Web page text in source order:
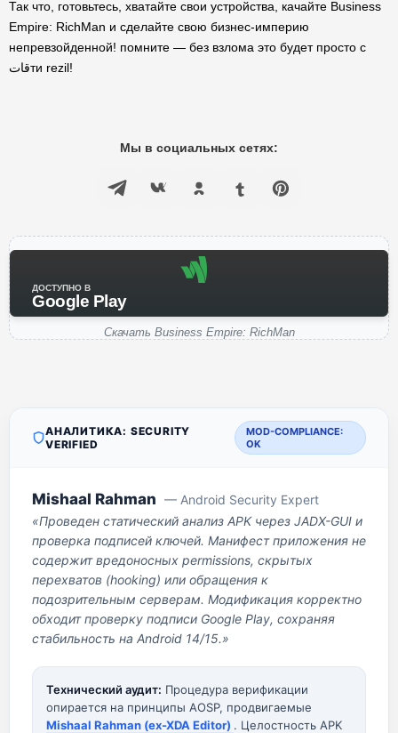
Так что, готовьтесь, хватайте свои устройства, качайте Business
Empire: RichMan и сделайте свою бизнес-империю
непревзойденной! помните — без взлома это будет просто с
قاتти rezil!
Мы в социальных сетях:
ДОСТУПНО В
Google Play
Скачать Business Empire: RichMan
АНАЛИТИКА: SECURITY
VERIFIED
MOD-COMPLIANCE:
OK
Mishaal Rahman — Android Security Expert
«Проведен статический анализ APK через JADX-GUI и
проверка подписей ключей. Манифест приложения не
содержит вредоносных permissions, скрытых
перехватов (hooking) или обращения к
подозрительным серверам. Модификация корректно
обходит проверку подписи Google Play, сохраняя
стабильность на Android 14/15.»
Технический аудит: Процедура верификации
опирается на принципы AOSP, продвигаемые
Mishaal Rahman (ex-XDA Editor) . Целостность APK